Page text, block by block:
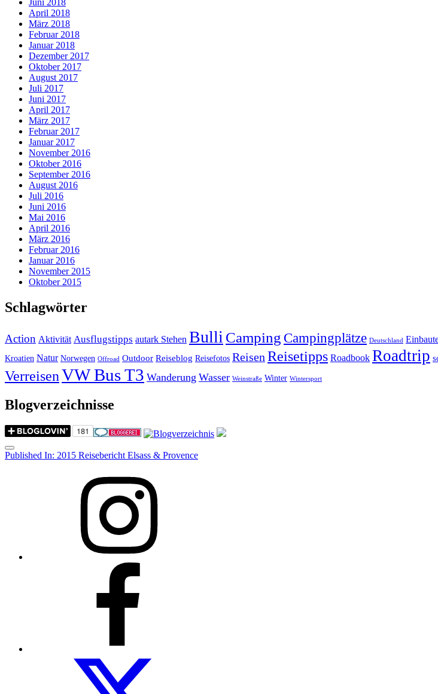
Juni 2018
April 2018
März 2018
Februar 2018
Januar 2018
Dezember 2017
Oktober 2017
August 2017
Juli 2017
Juni 2017
April 2017
März 2017
Februar 2017
Januar 2017
November 2016
Oktober 2016
September 2016
August 2016
Juli 2016
Juni 2016
Mai 2016
April 2016
März 2016
Februar 2016
Januar 2016
November 2015
Oktober 2015
Schlagwörter
Action Aktivität Ausflugstipps autark Stehen BulliCamping Campingplätze Deutschland
Kroatien Natur Norwegen Offroad Outdoor Reiseblog Reisefotos ReisenReisetipps Roadbook Roadtrip
VerreisenVW Bus T3 Wanderung Wasser Weinstraße Winter Wintersport
Blogverzeichnisse
Menu
Post
Published In: 2015 Reisebericht Elsass & Provence